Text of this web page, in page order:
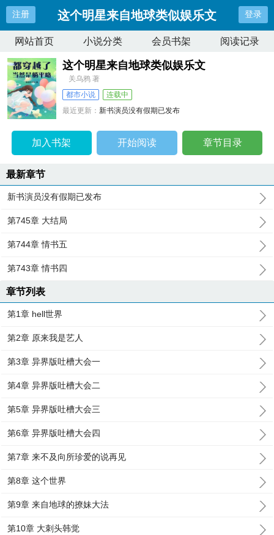
注册 这个明星来自地球类似娱乐文 登录
网站首页 小说分类 会员书架 阅读记录
这个明星来自地球类似娱乐文
关乌鸦 著
都市小说
连载中
最近更新：新书演员没有假期已发布
加入书架 开始阅读 章节目录
最新章节
新书演员没有假期已发布
第745章 大结局
第744章 情书五
第743章 情书四
章节列表
第1章 hell世界
第2章 原来我是艺人
第3章 异界版吐槽大会一
第4章 异界版吐槽大会二
第5章 异界版吐槽大会三
第6章 异界版吐槽大会四
第7章 来不及向所珍爱的说再见
第8章 这个世界
第9章 来自地球的撩妹大法
第10章 大刺头韩觉